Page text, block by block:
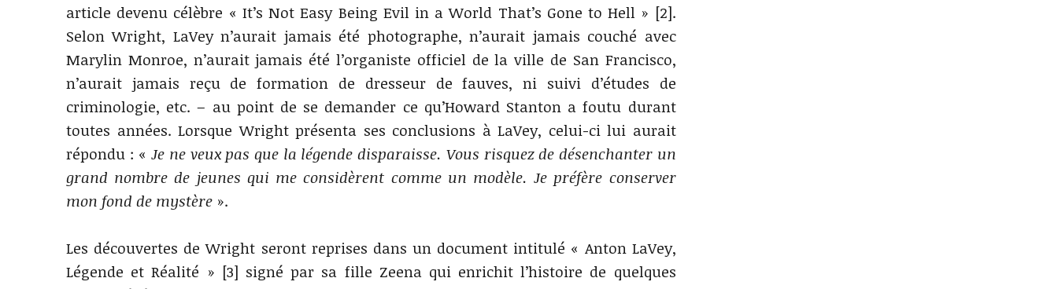
article devenu célèbre « It’s Not Easy Being Evil in a World That’s Gone to Hell » [2].
Selon Wright, LaVey n’aurait jamais été photographe, n’aurait jamais couché avec
Marylin Monroe, n’aurait jamais été l’organiste officiel de la ville de San Francisco,
n’aurait jamais reçu de formation de dresseur de fauves, ni suivi d’études de
criminologie, etc. – au point de se demander ce qu’Howard Stanton a foutu durant
toutes années. Lorsque Wright présenta ses conclusions à LaVey, celui-ci lui aurait
répondu : «Je ne veux pas que la légende disparaisse. Vous risquez de désenchanter un
grand nombre de jeunes qui me considèrent comme un modèle. Je préfère conserver
mon fond de mystère ».
Les découvertes de Wright seront reprises dans un document intitulé « Anton LaVey,
Légende et Réalité » [3] signé par sa fille Zeena qui enrichit l’histoire de quelques